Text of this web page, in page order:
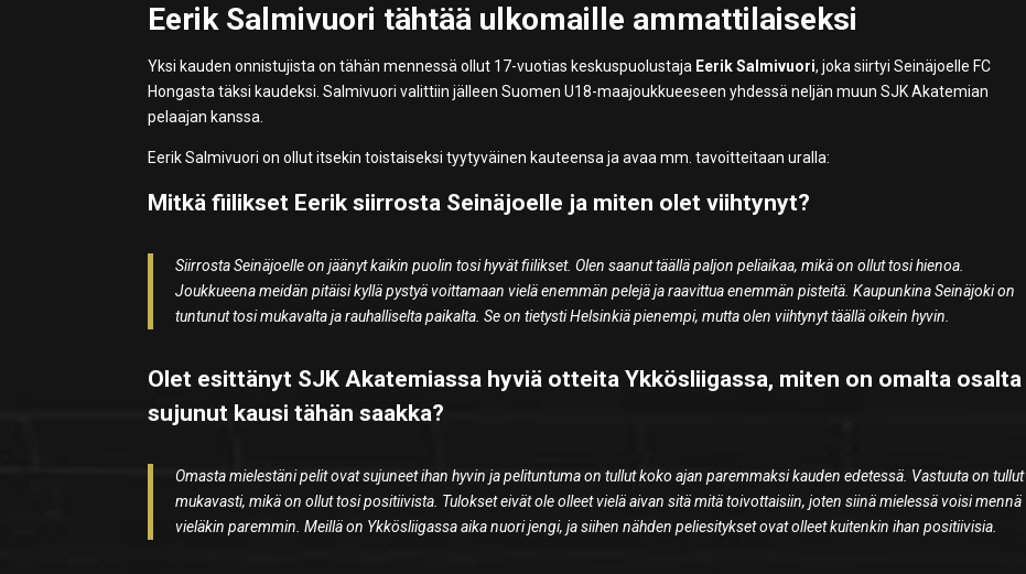
Eerik Salmivuori tähtää ulkomaille ammattilaiseksi
Yksi kauden onnistujista on tähän mennessä ollut 17-vuotias keskuspuolustaja Eerik Salmivuori, joka siirtyi Seinäjoelle FC
Hongasta täksi kaudeksi. Salmivuori valittiin jälleen Suomen U18-maajoukkueeseen yhdessä neljän muun SJK Akatemian
pelaajan kanssa.
Eerik Salmivuori on ollut itsekin toistaiseksi tyytyväinen kauteensa ja avaa mm. tavoitteitaan uralla:
Mitkä fiilikset Eerik siirrosta Seinäjoelle ja miten olet viihtynyt?
Siirrosta Seinäjoelle on jäänyt kaikin puolin tosi hyvät fiilikset. Olen saanut täällä paljon peliaikaa, mikä on ollut tosi hienoa.
Joukkueena meidän pitäisi kyllä pystyä voittamaan vielä enemmän pelejä ja raavittua enemmän pisteitä. Kaupunkina Seinäjoki on
tuntunut tosi mukavalta ja rauhalliselta paikalta. Se on tietysti Helsinkiä pienempi, mutta olen viihtynyt täällä oikein hyvin.
Olet esittänyt SJK Akatemiassa hyviä otteita Ykkösliigassa, miten on omalta osalta
sujunut kausi tähän saakka?
Omasta mielestäni pelit ovat sujuneet ihan hyvin ja pelituntuma on tullut koko ajan paremmaksi kauden edetessä. Vastuuta on tullut
mukavasti, mikä on ollut tosi positiivista. Tulokset eivät ole olleet vielä aivan sitä mitä toivottaisiin, joten siinä mielessä voisi mennä
vieläkin paremmin. Meillä on Ykkösliigassa aika nuori jengi, ja siihen nähden peliesitykset ovat olleet kuitenkin ihan positiivisia.